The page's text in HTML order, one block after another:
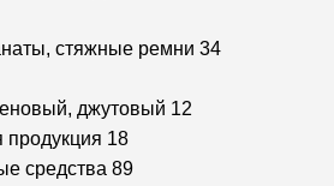
стяжные ремни 34
джутовый 12
продукция 18
средства 89